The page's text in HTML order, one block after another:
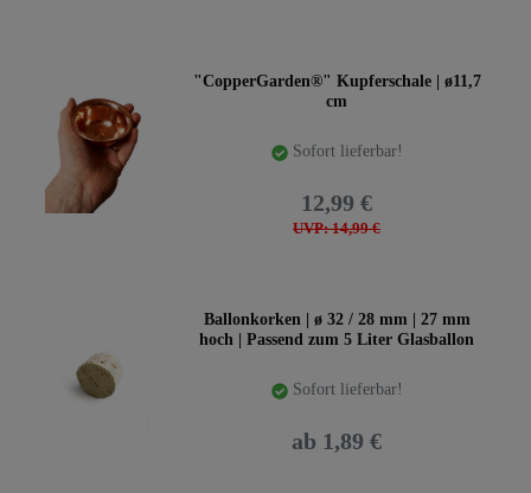
"CopperGarden®" Kupferschale | ø11,7
cm
Sofort lieferbar!
UVP: 14,99 €
12,99 €
Ballonkorken | ø 32 / 28 mm | 27 mm
hoch | Passend zum 5 Liter Glasballon
Sofort lieferbar!
ab 1,89 €